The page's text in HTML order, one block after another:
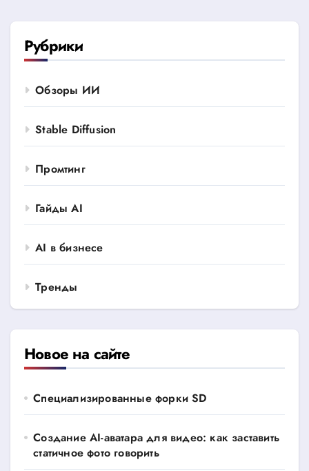
Рубрики
Обзоры ИИ
Stable Diffusion
Промтинг
Гайды AI
AI в бизнесе
Тренды
Новое на сайте
Специализированные форки SD
Создание AI-аватара для видео: как заставить
статичное фото говорить